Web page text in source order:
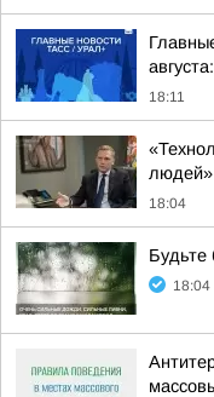
августа:
18:11
людей»
18:04
Будьте
18:04